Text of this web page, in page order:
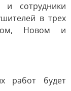
и сотрудники
в трех
Новом и
работ будет